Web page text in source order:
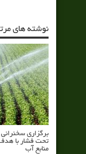
نوشته های
برگزاری
تحت فشار با
منابع آب